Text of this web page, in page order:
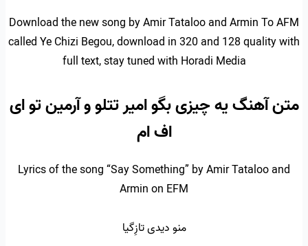
Download the new song by Amir Tataloo and Armin To AFM
called Ye Chizi Begou, download in 320 and 128 quality with
full text, stay tuned with Horadi Media
متن آهنگ یه چیزی بگو امیر تتلو و آرمین تو ای
اف ام
Lyrics of the song “Say Something” by Amir Tataloo and
Armin on EFM
منو دیدی تازِگیا